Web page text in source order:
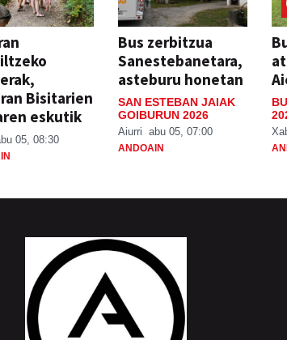
Bisitarien
eskutik
05, 08:30
Bus zerbitzua
Sanestebanetara,
asteburu honetan
SAN ESTEBAN JAIAK
GOIBURUN 2026
Aiurri abu 05, 07:00
ANDOAIN